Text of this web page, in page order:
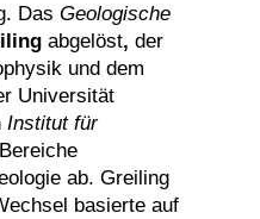
Das Geologische
abgelöst, der
und dem
Universität
Institut für
ab. Greiling
basierte auf